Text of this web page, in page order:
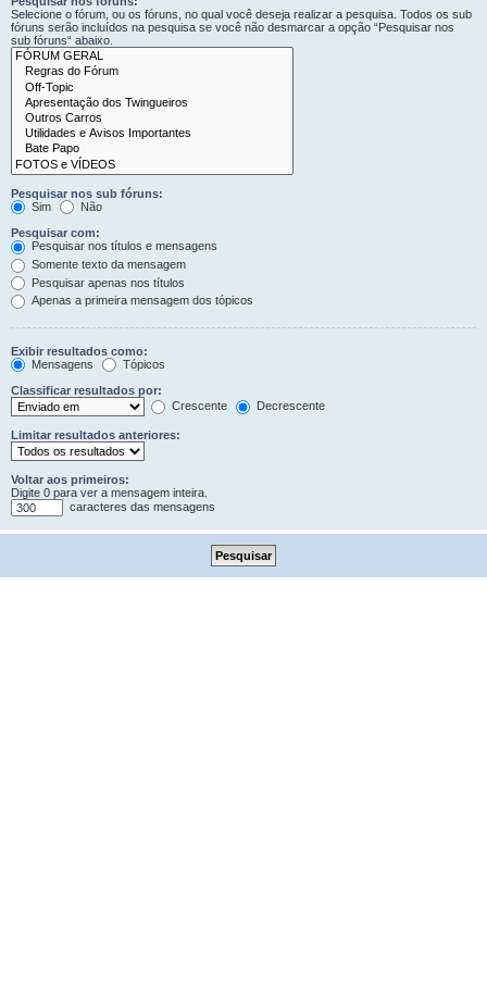
Selecione o fórum, ou os fóruns, no qual você deseja realizar a pesquisa. Todos os sub
fóruns serão incluídos na pesquisa se você não desmarcar a opção “Pesquisar nos
sub fóruns“ abaixo.
Pesquisar nos sub fóruns:
Sim
Não
Pesquisar com:
Pesquisar nos títulos e mensagens
Somente texto da mensagem
Pesquisar apenas nos títulos
Apenas a primeira mensagem dos tópicos
Exibir resultados como:
Mensagens
Tópicos
Classificar resultados por:
Crescente
Decrescente
Limitar resultados anteriores:
Voltar aos primeiros:
Digite 0 para ver a mensagem inteira.
caracteres das mensagens